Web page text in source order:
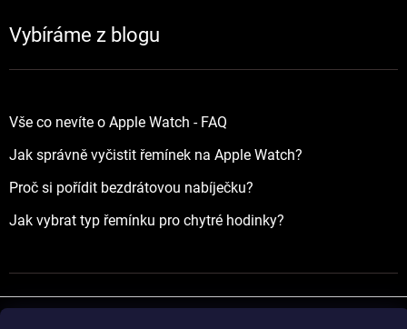
Vybíráme z blogu
Vše co nevíte o Apple Watch - FAQ
Jak správně vyčistit řemínek na Apple Watch?
Proč si pořídit bezdrátovou nabíječku?
Jak vybrat typ řemínku pro chytré hodinky?